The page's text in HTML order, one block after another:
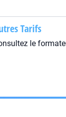
Tarifs
le